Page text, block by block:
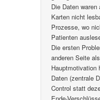
Die Daten
Karten nicht
Prozesse, wo
Patienten
Die ersten
anderen Seite
Hauptmotivation
Daten (zentrale
Control statt